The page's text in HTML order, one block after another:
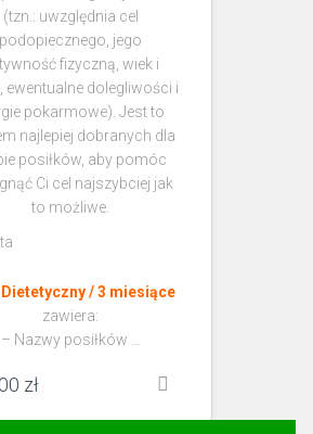
(tzn.: uwzględnia cel
podopiecznego, jego
fizyczną, wiek i
ewentualne dolegliwości i
pokarmowe). Jest to
najlepiej dobranych dla
posiłków, aby pomóc
Ci cel najszybciej jak
to możliwe.
Dietetyczny / 3 miesiące
zawiera:
– Nazwy posiłków …
zł